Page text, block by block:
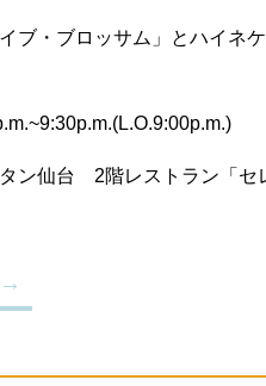
ブ・ブロッサム」とハイネ
タン仙台 2階レストラン「